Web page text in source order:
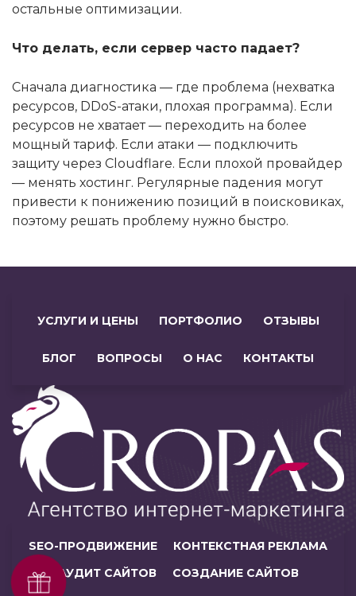
остальные оптимизации.
Что делать, если сервер часто падает?
Сначала диагностика — где проблема (нехватка
ресурсов, DDoS-атаки, плохая программа). Если
ресурсов не хватает — переходить на более
мощный тариф. Если атаки — подключить
защиту через Cloudflare. Если плохой провайдер
— менять хостинг. Регулярные падения могут
привести к понижению позиций в поисковиках,
поэтому решать проблему нужно быстро.
УСЛУГИ И ЦЕНЫ ПОРТФОЛИО ОТЗЫВЫ
БЛОГ ВОПРОСЫ О НАС КОНТАКТЫ
SEO-ПРОДВИЖЕНИЕ
КОНТЕКСТНАЯ РЕКЛАМА
АУДИТ САЙТОВ
СОЗДАНИЕ САЙТОВ